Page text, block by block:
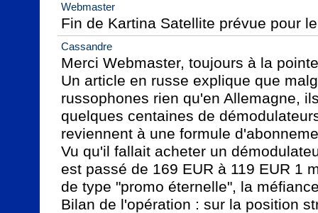
Webmaster
Fin de Kartina Satellite prévue pour
Cassandre
Merci Webmaster, toujours à la
Un article en russe explique que
russophones rien qu'en Allemagne,
quelques centaines de
reviennent à une formule
Vu qu'il fallait acheter un
est passé de 169 EUR à 119 EUR 1
de type "promo éternelle", la
Bilan de l'opération : sur la position